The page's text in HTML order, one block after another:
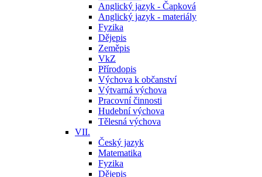
Anglický jazyk - Čapková
Anglický jazyk - materiály
Fyzika
Dějepis
Zeměpis
VkZ
Přírodopis
Výchova k občanství
Výtvarná výchova
Pracovní činnosti
Hudební výchova
Tělesná výchova
VII.
Český jazyk
Matematika
Fyzika
Dějepis